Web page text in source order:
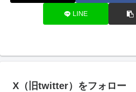
LINE
X（旧twitter）をフォロー